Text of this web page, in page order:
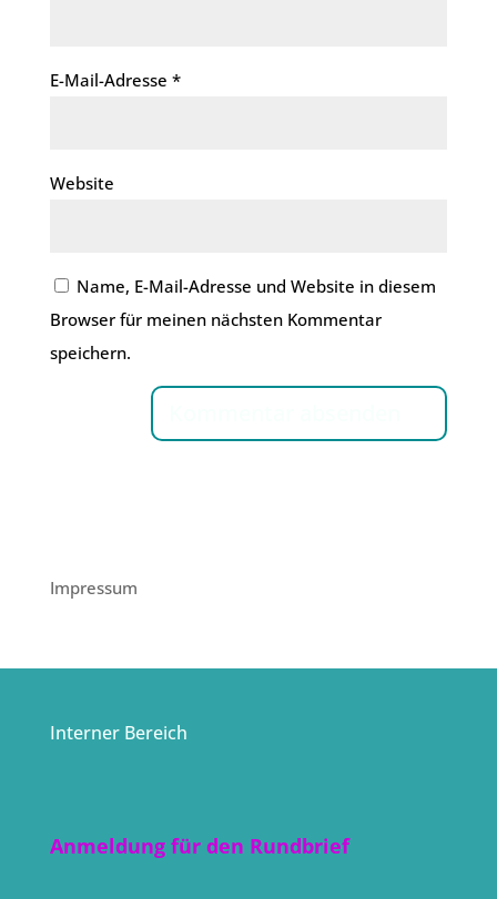
E-Mail-Adresse *
Website
Name, E-Mail-Adresse und Website in diesem
Browser für meinen nächsten Kommentar
speichern.
Impressum
Interner Bereich
Anmeldung für den Rundbrief